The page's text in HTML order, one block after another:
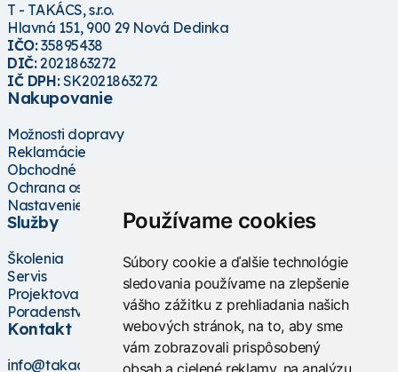
Používame cookies
Súbory cookie a ďalšie technológie
sledovania používame na zlepšenie
vášho zážitku z prehliadania našich
webových stránok, na to, aby sme
vám zobrazovali prispôsobený
obsah a cielené reklamy, na analýzu
T - TAKÁCS, s.r.o.
Hlavná 151, 900 29 Nová Dedinka
IČO:35895438
DIČ:2021863272
IČ DPH:SK2021863272
Nakupovanie
Možnosti dopravy
Reklamácie
Obchodné podmienky
Ochrana osobných údajov
Nastavenie cookies
Služby
Školenia
Servis
Projektovanie
Poradenstvo
Kontakt
info@takacs.sk